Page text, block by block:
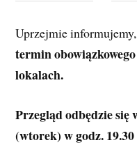
Uprzejmie
termin
lokalach.
Przegląd odbędzie się
(wtorek) w godz. 19.30